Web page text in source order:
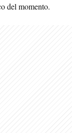
del momento.